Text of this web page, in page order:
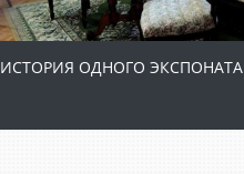
ИСТОРИЯ ОДНОГО ЭКСПОНАТА